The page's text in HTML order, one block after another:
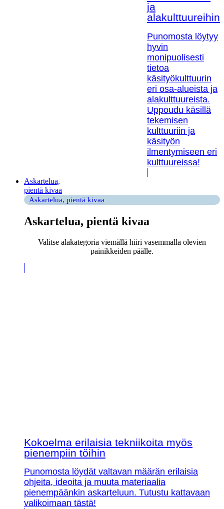
ja
alakulttuureihin!
Punomosta löytyy
hyvin
monipuolisesti
tietoa
käsityökulttuurin
eri osa-alueista ja
alakulttuureista.
Uppoudu käsillä
tekemisen
kulttuuriin ja
käsityön
ilmentymiseen eri
kulttuureissa!
Askartelua,
pientä kivaa
Askartelua, pientä kivaa
Askartelua, pientä kivaa
Valitse alakategoria viemällä hiiri vasemmalla olevien
painikkeiden päälle.
Kokoelma erilaisia tekniikoita myös
pienempiin töihin
Punomosta löydät valtavan määrän erilaisia
ohjeita, ideoita ja muuta materiaalia
pienempäänkin askarteluun. Tutustu kattavaan
valikoimaan tästä!